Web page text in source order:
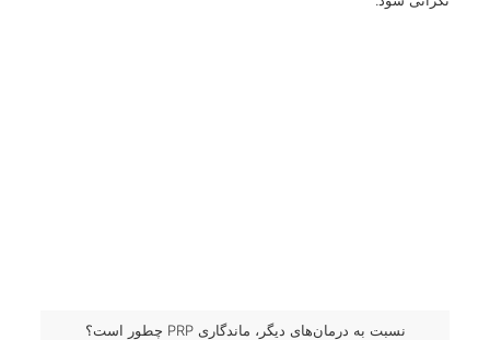
نسبت به درمان‌های دیگر، ماندگاری PRP چطور است؟